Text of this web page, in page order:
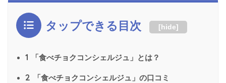
タップできる目次 [hide]
1 「食べチョクコンシェルジュ」とは？
2 「食べチョクコンシェルジュ」の口コミ